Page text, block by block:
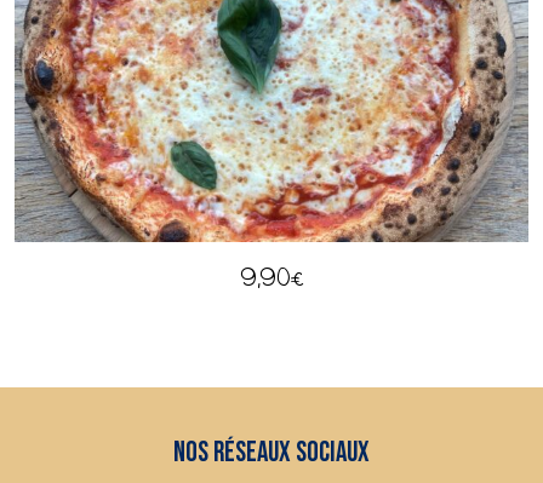
9,90€
Nos réseaux sociaux